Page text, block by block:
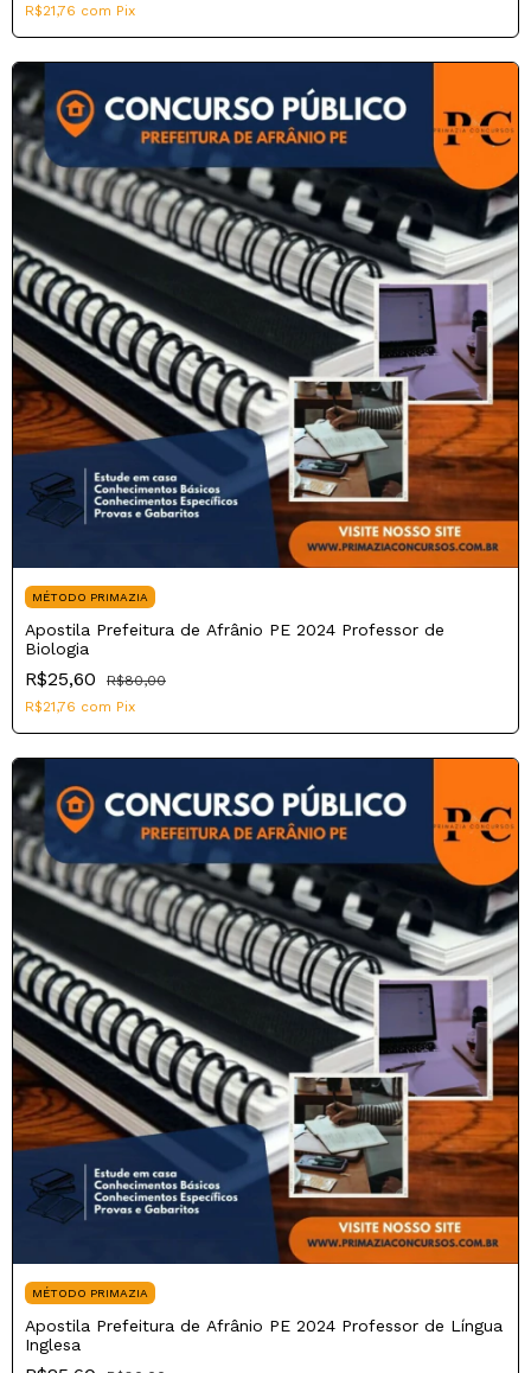
R$21,76 com Pix
MÉTODO PRIMAZIA
Apostila Prefeitura de Afrânio PE 2024 Professor de
Biologia
R$25,60
R$80,00
R$21,76 com Pix
MÉTODO PRIMAZIA
Apostila Prefeitura de Afrânio PE 2024 Professor de Língua
Inglesa